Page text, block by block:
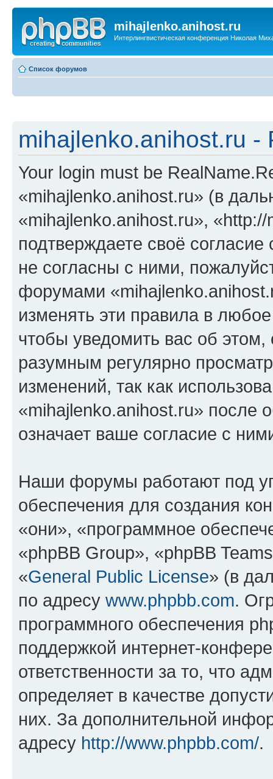
mihajlenko.anihost.ru
Интерлингвистическая конференция Николая
Список форумов
mihajlenko.anihost.ru -
Your login must be
«mihajlenko.anihost.ru» (в
«mihajlenko.anihost.ru»,
подтверждаете своё
не согласны с ними,
форумами
изменять эти правила в
чтобы уведомить вас об
разумным регулярно
изменений, так как
«mihajlenko.anihost.ru» после
означает ваше согласие с
Наши форумы работают под
обеспечения для создания
«они», «программное
«phpBB Group», «phpBB
«General Public License» (в
по адресу www.phpbb.com.
программного обеспечения
поддержкой интернет-
ответственности за то, что
определяет в качестве
них. За дополнительной
адресу http://www.phpbb.com/.